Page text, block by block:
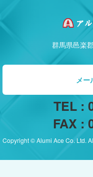
群馬県邑楽
メ
TEL :
FAX :
Copyright © Alumi Ace Co. Ltd.